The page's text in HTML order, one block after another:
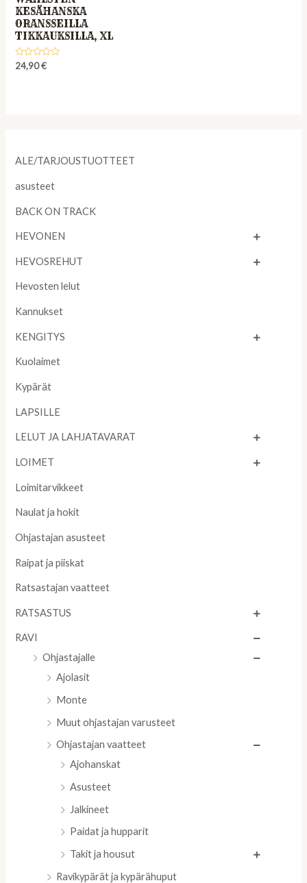
ALE/TARJOUSTUOTTEET
asusteet
BACK ON TRACK
HEVONEN
HEVOSREHUT
Hevosten lelut
Kannukset
KENGITYS
Kuolaimet
Kypärät
LAPSILLE
LELUT JA LAHJATAVARAT
LOIMET
Loimitarvikkeet
Naulat ja hokit
Ohjastajan asusteet
Raipat ja piiskat
Ratsastajan vaatteet
RATSASTUS
RAVI
Ohjastajalle
Ajolasit
Monte
Muut ohjastajan varusteet
Ohjastajan vaatteet
Ajohanskat
Asusteet
Jalkineet
Paidat ja hupparit
Takit ja housut
Ravikypärät ja kypärähuput
KESÄHANSKA
ORANSSEILLA
TIKKAUKSILLA, XL
Rated
0
24,90€